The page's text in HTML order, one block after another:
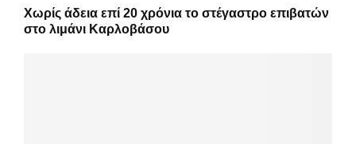
Χωρίς άδεια επί 20 χρόνια το στέγαστρο επιβατών
στο λιμάνι Καρλοβάσου